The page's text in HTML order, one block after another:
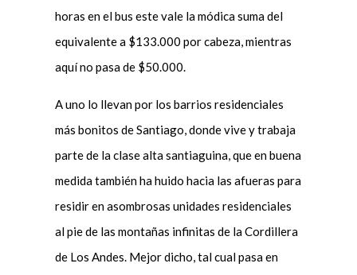
horas en el bus este vale la módica suma del
equivalente a $133.000 por cabeza, mientras
aquí no pasa de $50.000.
A uno lo llevan por los barrios residenciales
más bonitos de Santiago, donde vive y trabaja
parte de la clase alta santiaguina, que en buena
medida también ha huido hacia las afueras para
residir en asombrosas unidades residenciales
al pie de las montañas infinitas de la Cordillera
de Los Andes. Mejor dicho, tal cual pasa en